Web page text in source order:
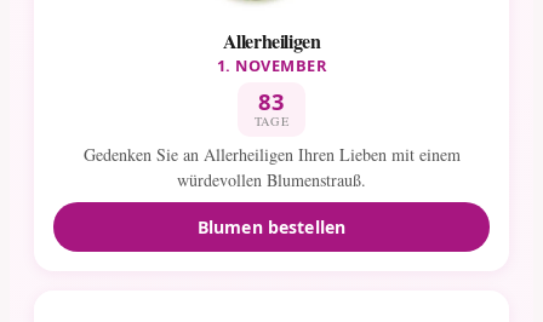
Allerheiligen
1. NOVEMBER
83
TAGE
Gedenken Sie an Allerheiligen Ihren Lieben mit einem
würdevollen Blumenstrauß.
Blumen bestellen